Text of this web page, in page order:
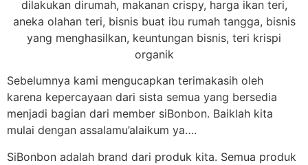
Sebelumnya kami mengucapkan terimakasih oleh
karena kepercayaan dari sista semua yang bersedia
menjadi bagian dari member siBonbon. Baiklah kita
mulai dengan assalamu’alaikum ya….
SiBonbon adalah brand dari produk kita. Semua produk